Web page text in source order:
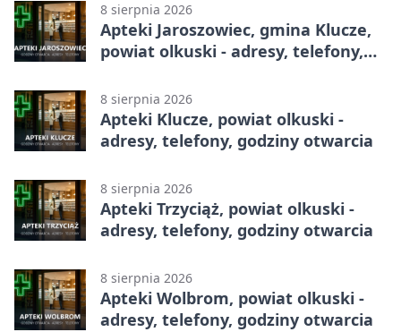
8 sierpnia 2026
Apteki Jaroszowiec, gmina Klucze,
powiat olkuski - adresy, telefony,
8 sierpnia 2026
Apteki Klucze, powiat olkuski -
adresy, telefony, godziny otwarcia
8 sierpnia 2026
Apteki Trzyciąż, powiat olkuski -
adresy, telefony, godziny otwarcia
8 sierpnia 2026
Apteki Wolbrom, powiat olkuski -
adresy, telefony, godziny otwarcia